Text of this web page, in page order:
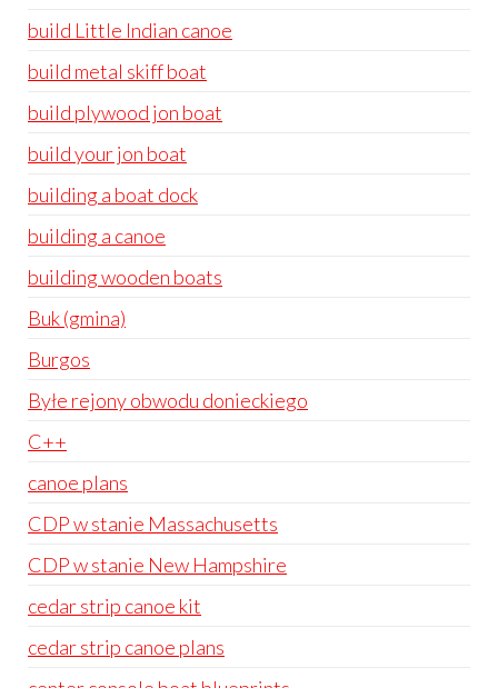
build Little Indian canoe
build metal skiff boat
build plywood jon boat
build your jon boat
building a boat dock
building a canoe
building wooden boats
Buk (gmina)
Burgos
Byłe rejony obwodu donieckiego
C++
canoe plans
CDP w stanie Massachusetts
CDP w stanie New Hampshire
cedar strip canoe kit
cedar strip canoe plans